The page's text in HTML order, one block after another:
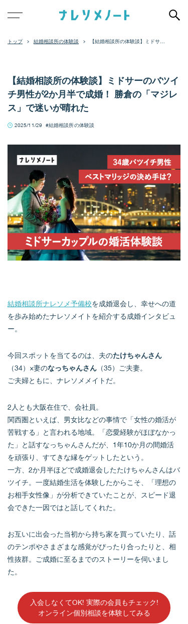
結婚相談所の体験談
【結婚相談所の体験談】ミドサー
【結婚相談所の体験談】ミドサーのバツイ
チ男性が2か月半で成婚！ 勝倉の「マジレ
ス」で迷いが晴れた
2025/11/29 結婚相談所の体験談
結婚相談所ナレソメ予備校を成婚退会し、幸せへの道
を歩み始めたナレソメイトを紹介する成婚インタビュ
ー。
今回スポットを当てるのは、夫のたけちゃんさん
（34）×妻のなっちゃんさん （35）ご夫妻。
ご夫婦ともに、ナレソメメイトだ。
2人とも大阪在住で、会社員。
関西圏といえば、男女比などの事情で「女性の婚活が
苦戦する」と言われる地域。「恋愛経験がほぼなかっ
た」と話すなっちゃんさんだが、1年10か月の間婚活
を頑張り、すてきな縁をゲットしたという。
一方、2か月半ほどで成婚退会したたけちゃんさんはバ
ツイチ。一度結婚生活を体験したからこそ、「理想の
お相手女性像」が分析できていたことが、スピード退
会できた一因ではと話してくれた。
お互いに出会った当初から持ち家を買っていたり、話
のテンポやさまざまな感覚がぴったり合ったりと、相
性抜群。ご成婚に至るまでのストーリーを伺いまし
た。
入会しなくてOK! 実際の会員もチェック!
オンライン個別相談を体験してみる